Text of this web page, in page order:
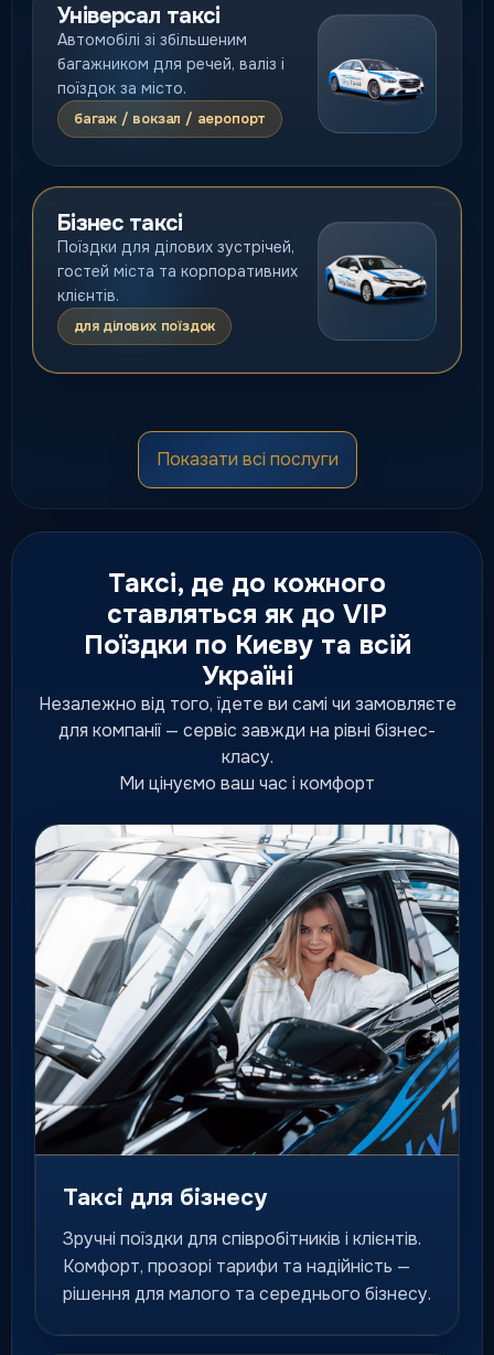
Універсал таксі
Автомобілі зі збільшеним
багажником для речей, валіз і
поїздок за місто.
багаж / вокзал / аеропорт
Бізнес таксі
Поїздки для ділових зустрічей,
гостей міста та корпоративних
клієнтів.
для ділових поїздок
Мікроавтобуси
Комфортні мінівени для груп,
сімей, трансферів та подій.
Преміум таксі
Підвищений рівень сервісу,
статусна подача та комфортні
ділові маршрути.
підвищений рівень сервісу
Люкс таксі
Флагманський клас для
особливих подій, гостей і
персональних поїздок.
для особливих маршрутів
Міжміське таксі
Поїздки до інших міст за
фіксованим маршрутом і
зрозумілою логікою сервісу.
Попереднє замовлення
Подача авто на конкретний
та подій.
Показати всі послуги
Таксі, де до кожного
ставляться як до VIP
Поїздки по Києву та всій
Україні
Незалежно від того, їдете ви самі чи замовляєте
для компанії — сервіс завжди на рівні бізнес-
класу.
Ми цінуємо ваш час і комфорт
Таксі для бізнесу
Зручні поїздки для співробітників і клієнтів.
Комфорт, прозорі тарифи та надійність —
рішення для малого та середнього бізнесу.